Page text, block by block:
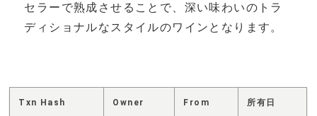
セラーで熟成させることで、深い味わいのトラ
ディショナルなスタイルのワインとなります。
Txn Hash Owner From 所有日